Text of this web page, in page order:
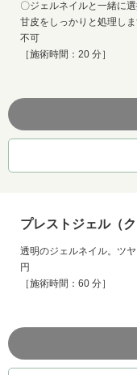
〇ジェルネイルと一緒に
甘皮をしっかりと処理し
不可
［施術時間：20 分］
プレストジェル（ク
透明のジェルネイル。ツ
円
［施術時間：60 分］